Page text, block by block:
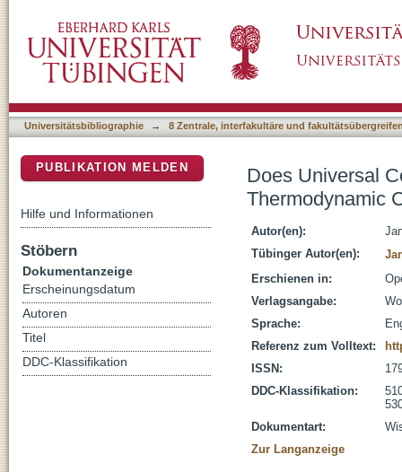
Universitätsbibliographie → 8 Zentrale, interfakultäre und
Does Universal
Thermodynamic
Autor(en):
Tübinger Autor(en):
Erschienen in:
Verlagsangabe:
Sprache:
Referenz zum Volltext:
ISSN:
DDC-Klassifikation:
Dokumentart:
Zur Langanzeige
PUBLIKATION MELDEN
Hilfe und Informationen
Stöbern
Dokumentanzeige
Erscheinungsdatum
Autoren
Titel
DDC-Klassifikation